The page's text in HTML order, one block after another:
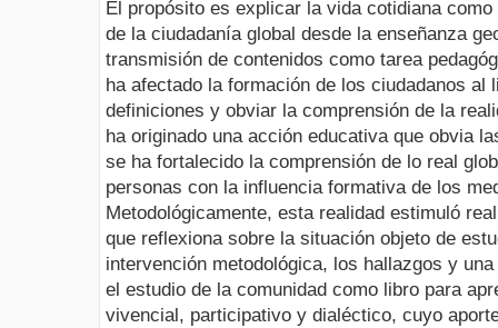
El propósito es explicar la vida cotidiana
de la ciudadanía global desde la enseñanza
transmisión de contenidos como tarea
ha afectado la formación de los ciudadanos
definiciones y obviar la comprensión de la
ha originado una acción educativa que obvia
se ha fortalecido la comprensión de lo real
personas con la influencia formativa de los
Metodológicamente, esta realidad estimuló
que reflexiona sobre la situación objeto de
intervención metodológica, los hallazgos y
el estudio de la comunidad como libro para
vivencial, participativo y dialéctico, cuyo